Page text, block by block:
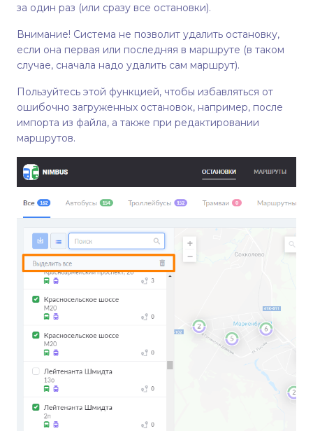
за один раз (или сразу все остановки).
Внимание! Система не позволит удалить остановку,
если она первая или последняя в маршруте (в таком
случае, сначала надо удалить сам маршрут).
Пользуйтесь этой функцией, чтобы избавляться от
ошибочно загруженных остановок, например, после
импорта из файла, а также при редактировании
маршрутов.